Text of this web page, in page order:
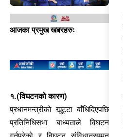
आजका प्रमुख खबरहरुः
१.(विघटनको कारण)
प्रधानमन्त्रीको खुट्टा बाँधिदिएपछि
प्रतिनिधिसभा बाध्यताले विघटन